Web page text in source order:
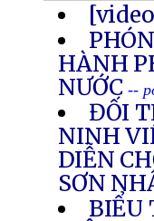
HÀNH
NƯỚC --
ĐỐI
NINH
DIỄN
SƠN
BIỂU